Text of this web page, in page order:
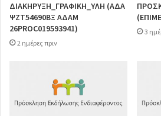
ΔΙΑΚΗΡΥΞΗ_ΓΡΑΦΙΚΗ_ΥΛΗ (ΑΔΑ
ΨΖΤ54690ΒΞ ΑΔΑΜ
26PROC019593941)
2 ημέρες πριν
3